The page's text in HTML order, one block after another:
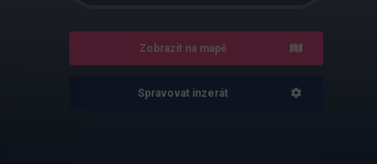
Zobrazit na mapě
Spravovat inzerát